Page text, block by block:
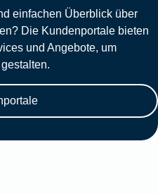
einfachen Überblick über
Die Kundenportale bieten
und Angebote, um